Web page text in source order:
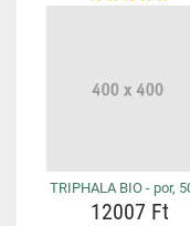
TRIPHALA BIO - por,
12007 Ft